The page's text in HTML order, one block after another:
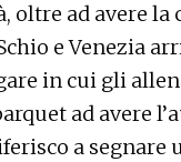
oltre ad avere la
e Venezia
in cui gli
ad avere
a segnare